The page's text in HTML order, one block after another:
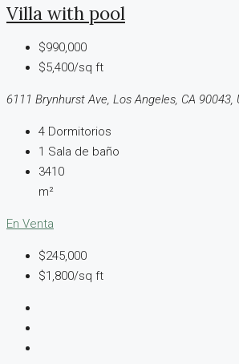
Villa with pool
$990,000
$5,400/sq ft
6111 Brynhurst Ave, Los Angeles, CA 90043,
4 Dormitorios
1 Sala de baño
3410
m²
En Venta
$245,000
$1,800/sq ft